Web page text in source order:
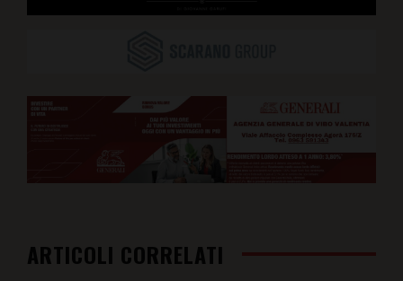
ARTICOLI CORRELATI